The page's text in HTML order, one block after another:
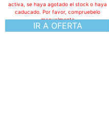
IR A OFERTA
activa, se haya agotado el stock o haya
caducado. Por favor, compruebelo
manualmente